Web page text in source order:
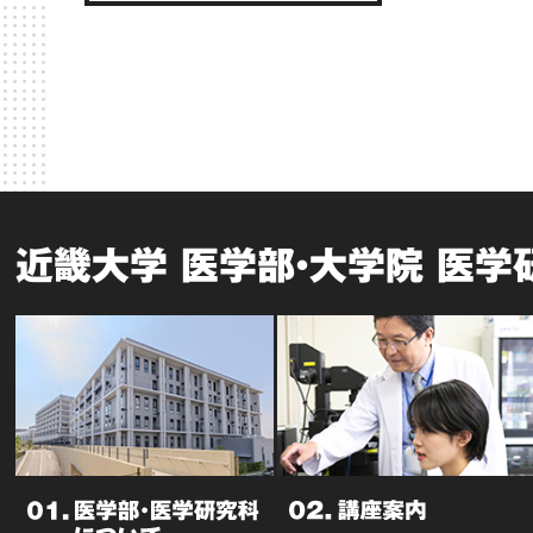
近畿大学 医学部・大学院 医学